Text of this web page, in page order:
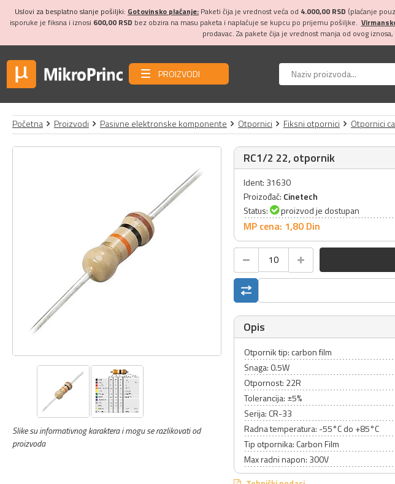
Uslovi za besplatno slanje pošiljki: Gotovinsko plaćanje: Paketi čija je vrednost veća od 4.000,00 RSD (plaćanje
isporuke je fiksna i iznosi 600,00 RSD bez obzira na masu paketa i naplaćuje se kupcu po prijemu pošiljke.
prodavac. Za pakete čija je vrednost manja od ovog
PROIZVODI
Početna Proizvodi Pasivne elektronske komponente Otpornici Fiksni otpornici Otpornici
Slike su informativnog karaktera i mogu se razlikovati od
proizvoda
RC1/2 22, otpornik
Ident: 31630
Proizođač: Cinetech
Status:
proizvod je dostupan
MP cena: 1,80 Din
Opis
Otpornik tip: carbon film
Snaga: 0.5W
Otpornost: 22R
Tolerancija: ±5%
Serija: CR-33
Radna temperatura: -55°C do +85°C
Tip otpornika: Carbon Film
Max radni napon: 300V